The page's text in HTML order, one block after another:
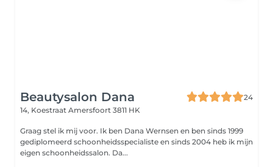
Beautysalon Dana
24
14, Koestraat Amersfoort 3811 HK
Graag stel ik mij voor. Ik ben Dana Wernsen en ben sinds 1999
gediplomeerd schoonheidsspecialiste en sinds 2004 heb ik mijn
eigen schoonheidssalon. Da...